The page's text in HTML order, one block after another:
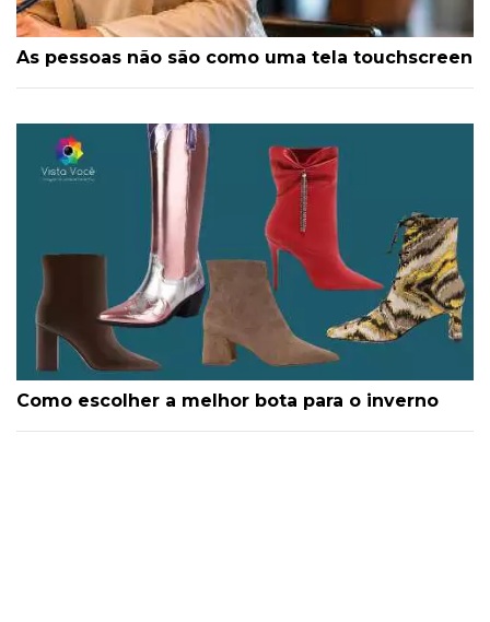
As pessoas não são como uma tela touchscreen
Como escolher a melhor bota para o inverno